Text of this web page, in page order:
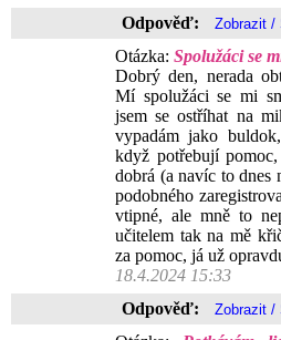
Odpověď:
Otázka: Spolužáci se
Dobrý den, nerada
Mí spolužáci se mi
jsem se ostříhat na
vypadám jako
když potřebují
dobrá (a navíc to dnes
podobného
vtipné, ale mně to
učitelem tak na mě
za pomoc, já už
18.4.2024 15:33
Odpověď: